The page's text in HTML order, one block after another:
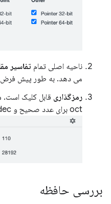
ناحیه اصلی تمام تفاسیر
می دهد. به طور پیش
رمزگذاری
oct برای عدد صحیح و sci، dec برای شناور تغییر دهید.
بررسی حافظه